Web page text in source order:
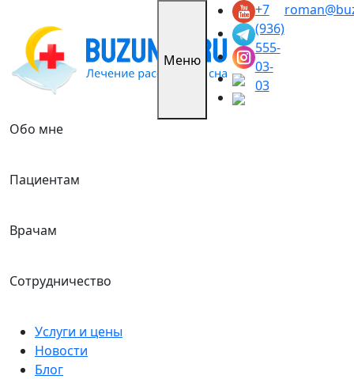
content
Меню
+7
(936)
555-
03-
03
Обо мне
Пациентам
Врачам
Сотрудничество
Услуги и цены
Новости
Блог